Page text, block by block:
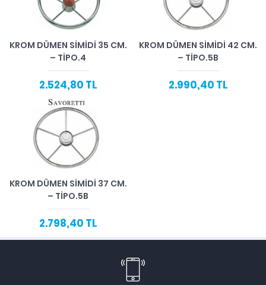
KROM DÜMEN SIMIDI 35 CM.
– TIPO.4
2.524,80 TL
KROM DÜMEN SIMIDI 42 CM.
– TIPO.5B
2.990,40 TL
KROM DÜMEN SIMIDI 37 CM.
– TIPO.5B
2.798,40 TL